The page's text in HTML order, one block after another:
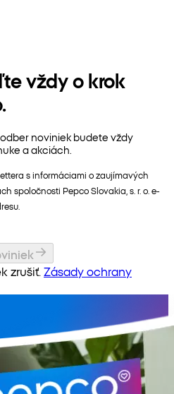
vždy o krok
noviniek budete vždy
a akciách.
s informáciami o zaujímavých
spoločnosti Pepco Slovakia, s. r. o. e-
zrušiť. Zásady ochrany